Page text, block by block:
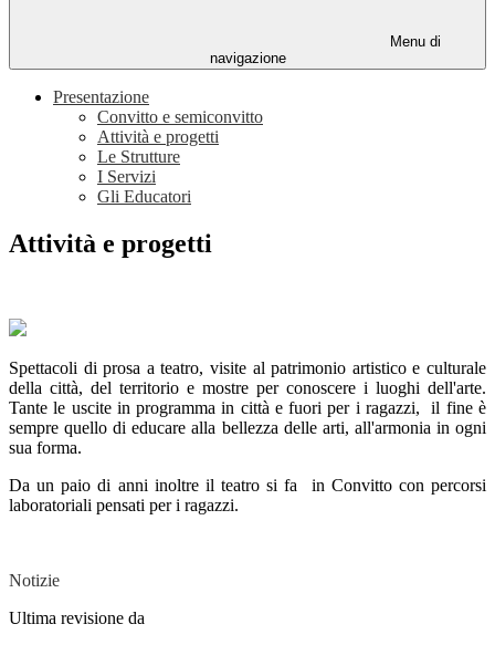
Menu di
navigazione
Presentazione
Convitto e semiconvitto
Attività e progetti
Le Strutture
I Servizi
Gli Educatori
Attività e progetti
Spettacoli di prosa a teatro, visite al patrimonio artistico e culturale
della città, del territorio e mostre per conoscere i luoghi dell'arte.
Tante le uscite in programma in città e fuori per i ragazzi, il fine è
sempre quello di educare alla bellezza delle arti, all'armonia in ogni
sua forma.
Da un paio di anni inoltre il teatro si fa in Convitto con percorsi
laboratoriali pensati per i ragazzi.
Notizie
Ultima revisione da